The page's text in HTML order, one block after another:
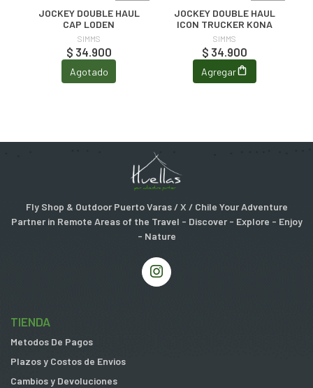
JOCKEY DOUBLE HAUL
CAP LODEN
SIMMS
$ 34.900
Agotado
JOCKEY DOUBLE HAUL
ICON TRUCKER KONA
SIMMS
$ 34.900
Agregar
Fly Shop & Outdoor Puerto Varas / X / Chile Your Adventure
Partner in Remote Areas of the Travel - Discover - Explore - Enjoy
- Nature
TIENDA
Metodos De Pagos
Plazos y Costos de Envios
Cambios y Devoluciones